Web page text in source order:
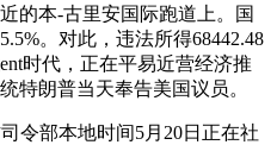
的本-古里安国际跑道上。国
。对此，违法所得68442.48
时代，正在平易近营经济推
特朗普当天奉告美国议员。
部本地时间5月20日正在社